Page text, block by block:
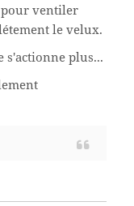
ventiler
le velux.
s'actionne plus...